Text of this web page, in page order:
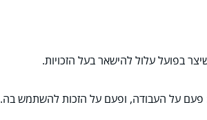
בפועל עלול להישאר בעל הזכויות.
פעם על העבודה, ופעם על הזכות להשתמש בה.